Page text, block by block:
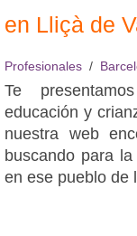
en Lliçà de
Profesionales
Te
educación y
nuestra web
buscando para
en ese pueblo de